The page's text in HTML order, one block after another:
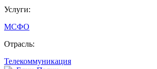
Услуги:
МСФО
Отрасль:
Телекоммуникация